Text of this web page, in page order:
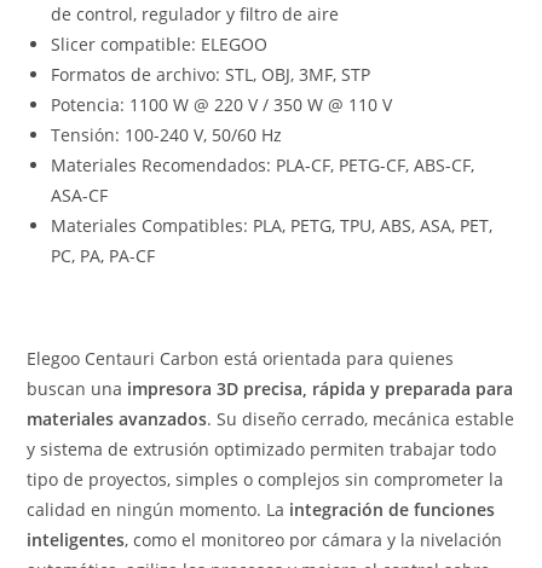
de control, regulador y filtro de aire
Slicer compatible: ELEGOO
Formatos de archivo: STL, OBJ, 3MF, STP
Potencia: 1100 W @ 220 V / 350 W @ 110 V
Tensión: 100-240 V, 50/60 Hz
Materiales Recomendados: PLA-CF, PETG-CF, ABS-CF,
ASA-CF
Materiales Compatibles: PLA, PETG, TPU, ABS, ASA, PET,
PC, PA, PA-CF
Elegoo Centauri Carbon está orientada para quienes
buscan una impresora 3D precisa, rápida y preparada para
materiales avanzados. Su diseño cerrado, mecánica estable
y sistema de extrusión optimizado permiten trabajar todo
tipo de proyectos, simples o complejos sin comprometer la
calidad en ningún momento. La integración de funciones
inteligentes, como el monitoreo por cámara y la nivelación